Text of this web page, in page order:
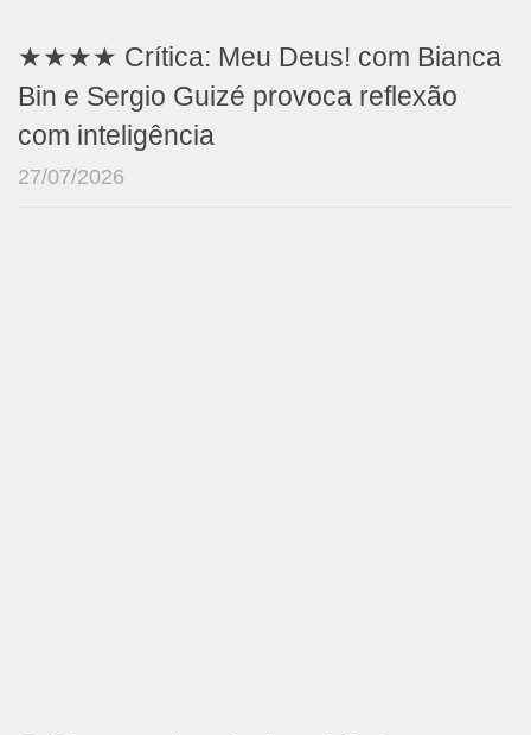
★★★★ Crítica: Meu Deus! com Bianca
Bin e Sergio Guizé provoca reflexão
com inteligência
27/07/2026